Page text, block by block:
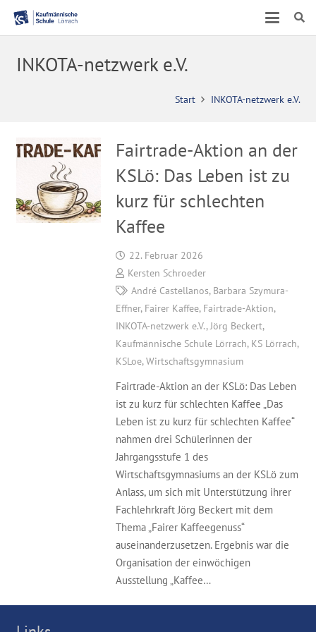
INKOTA-netzwerk e.V.
Start INKOTA-netzwerk e.V.
Fairtrade-Aktion an der
KSLö: Das Leben ist zu
kurz für schlechten
Kaffee
22. Februar 2026
Kersten Schroeder
André Castellanos, Barbara Szymura-
Effner, Fairer Kaffee, Fairtrade-Aktion,
INKOTA-netzwerk e.V., Jörg Beckert,
Kaufmännische Schule Lörrach, KS Lörrach,
KSLoe, Wirtschaftsgymnasium
Fairtrade-Aktion an der KSLö: Das Leben
ist zu kurz für schlechten Kaffee „Das
Leben ist zu kurz für schlechten Kaffee“
nahmen drei Schülerinnen der
Jahrgangsstufe 1 des
Wirtschaftsgymnasiums an der KSLö zum
Anlass, um sich mit Unterstützung ihrer
Fachlehrkraft Jörg Beckert mit dem
Thema „Fairer Kaffeegenuss“
auseinanderzusetzen. Ergebnis war die
Organisation der einwöchigen
Ausstellung „Kaffee…